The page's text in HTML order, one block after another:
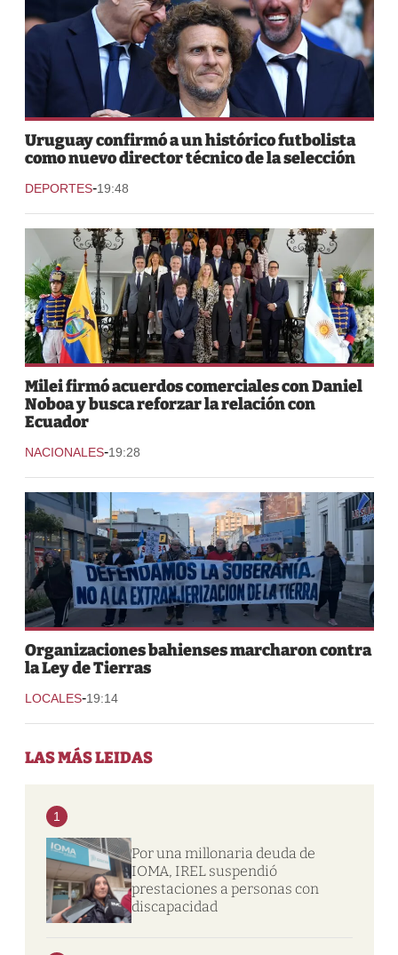
Uruguay confirmó a un histórico futbolista
como nuevo director técnico de la selección
DEPORTES-19:48
Milei firmó acuerdos comerciales con Daniel
Noboa y busca reforzar la relación con
Ecuador
NACIONALES-19:28
Organizaciones bahienses marcharon contra
la Ley de Tierras
LOCALES-19:14
LAS MÁS LEIDAS
1
Por una millonaria deuda de
IOMA, IREL suspendió
prestaciones a personas con
discapacidad